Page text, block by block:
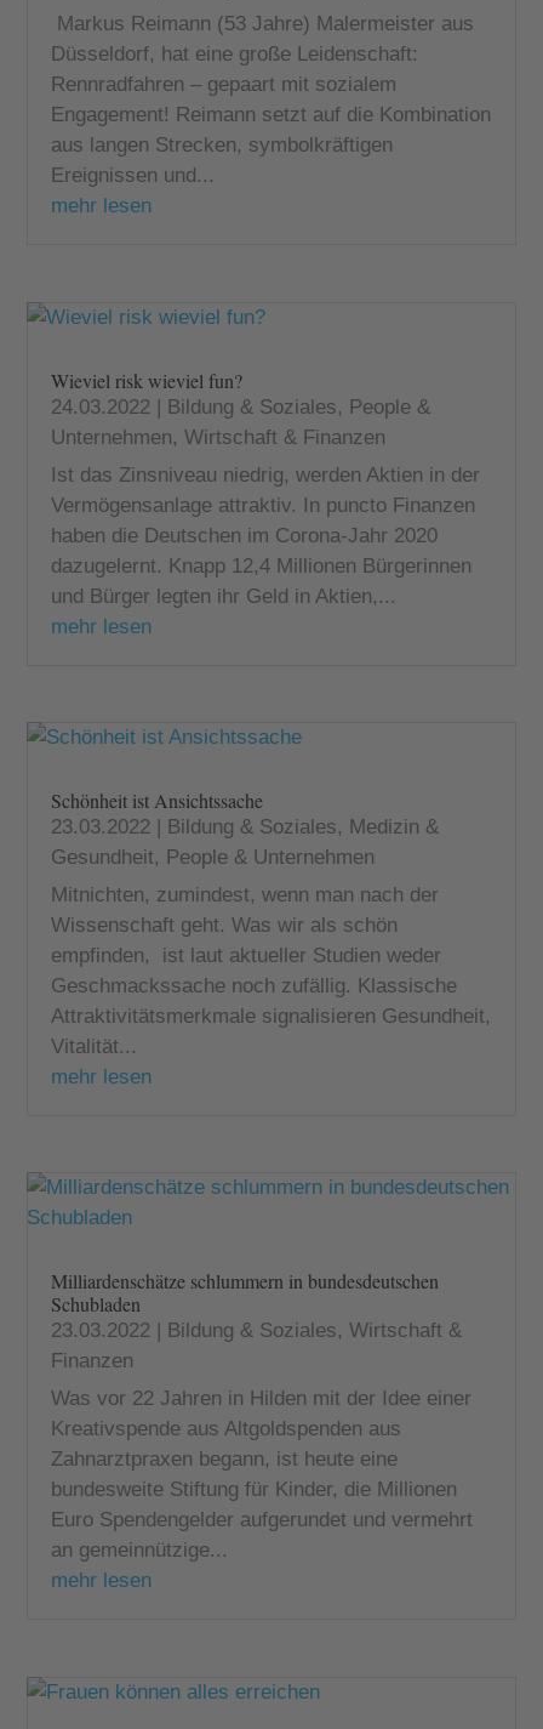
Markus Reimann (53 Jahre) Malermeister aus
Düsseldorf, hat eine große Leidenschaft:
Rennradfahren – gepaart mit sozialem
Engagement! Reimann setzt auf die Kombination
aus langen Strecken, symbolkräftigen
Ereignissen und...
mehr lesen
Wieviel risk wieviel fun?
24.03.2022 | Bildung & Soziales, People &
Unternehmen,Wirtschaft & Finanzen
Ist das Zinsniveau niedrig, werden Aktien in der
Vermögensanlage attraktiv. In puncto Finanzen
haben die Deutschen im Corona-Jahr 2020
dazugelernt. Knapp 12,4 Millionen Bürgerinnen
und Bürger legten ihr Geld in Aktien,...
mehr lesen
Schönheit ist Ansichtssache
23.03.2022 | Bildung & Soziales, Medizin &
Gesundheit, People & Unternehmen
Mitnichten, zumindest, wenn man nach der
Wissenschaft geht. Was wir als schön
empfinden, ist laut aktueller Studien weder
Geschmackssache noch zufällig. Klassische
Attraktivitätsmerkmale signalisieren Gesundheit,
Vitalität...
mehr lesen
Milliardenschätze schlummern in bundesdeutschen
Schubladen
23.03.2022 Bildung & Soziales,Wirtschaft &
Finanzen
Was vor 22 Jahren in Hilden mit der Idee einer
Kreativspende aus Altgoldspenden aus
Zahnarztpraxen begann, ist heute eine
bundesweite Stiftung für Kinder, die Millionen
Euro Spendengelder aufgerundet und vermehrt
an gemeinnützige...
mehr lesen